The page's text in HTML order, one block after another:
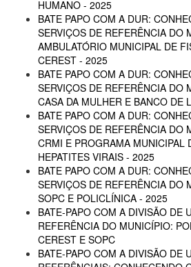
HUMANO - 2025
BATE PAPO COM A DUR:
SERVIÇOS DE REFERÊNCIA DO
AMBULATÓRIO MUNICIPAL DE
CEREST - 2025
BATE PAPO COM A DUR:
SERVIÇOS DE REFERÊNCIA DO
CASA DA MULHER E BANCO DE
BATE PAPO COM A DUR:
SERVIÇOS DE REFERÊNCIA DO
CRMI E PROGRAMA MUNICIPAL
HEPATITES VIRAIS - 2025
BATE PAPO COM A DUR:
SERVIÇOS DE REFERÊNCIA DO
SOPC E POLICLÍNICA - 2025
BATE-PAPO COM A DIVISÃO DE
REFERÊNCIA DO MUNICÍPIO:
CEREST E SOPC
BATE-PAPO COM A DIVISÃO DE